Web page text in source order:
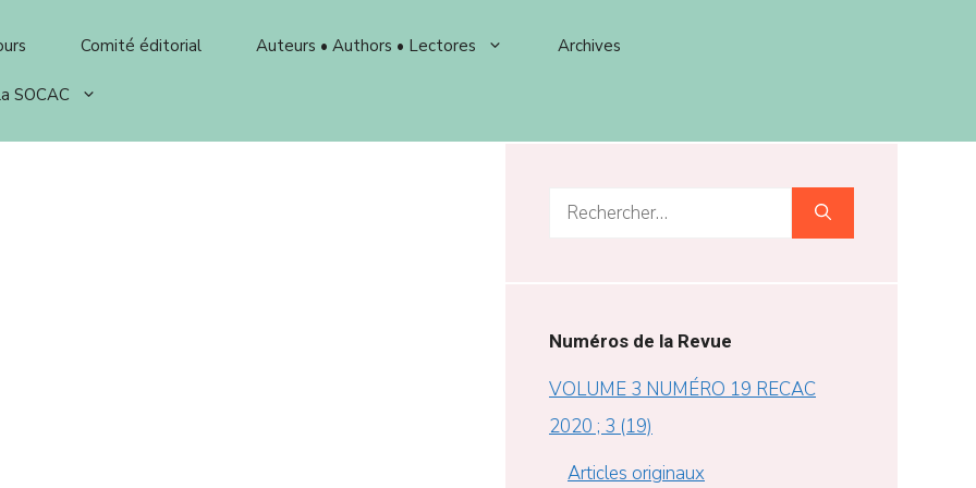
Comité éditorial Auteurs • Authors • Lectores Archives
SOCAC
Rechercher :
Numéros de la Revue
VOLUME 3 NUMÉRO 19 RECAC
2020 ; 3 (19)
Articles originaux